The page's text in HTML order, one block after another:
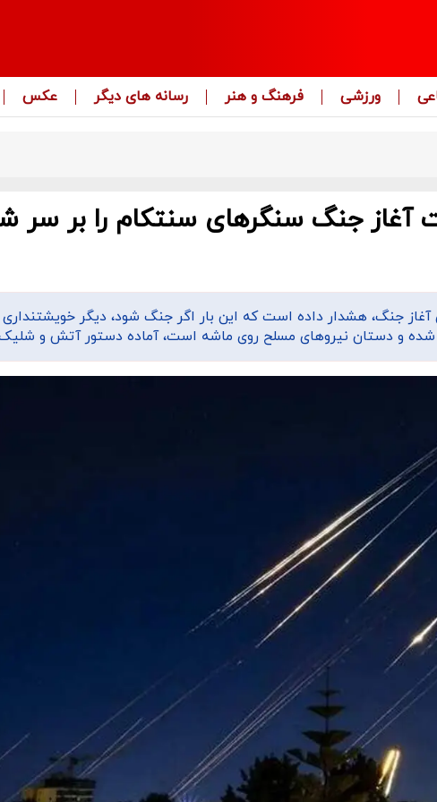
ورزشی فرهنگ و هنر رسانه های دیگر عکس
آغاز جنگ سنگرهای سنتکام را بر سر
آغاز جنگ، هشدار داده است که این بار اگر جنگ شود، دیگر خویشتنداری
شده و دستان نیروهای مسلح روی ماشه است، آماده دستور آتش و